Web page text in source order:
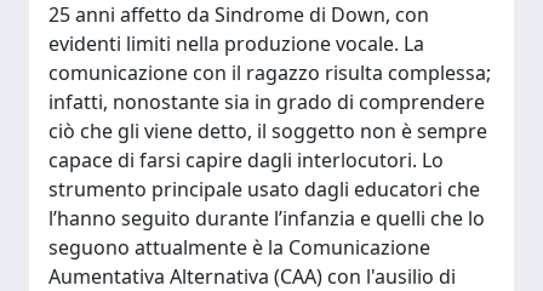
25 anni affetto da Sindrome di Down, con
evidenti limiti nella produzione vocale. La
comunicazione con il ragazzo risulta complessa;
infatti, nonostante sia in grado di comprendere
ciò che gli viene detto, il soggetto non è sempre
capace di farsi capire dagli interlocutori. Lo
strumento principale usato dagli educatori che
l’hanno seguito durante l’infanzia e quelli che lo
seguono attualmente è la Comunicazione
Aumentativa Alternativa (CAA) con l'ausilio di